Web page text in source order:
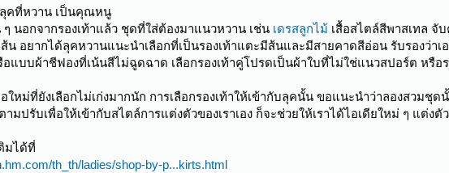
คที่หวาน เป็นคุณหนู
ๆ นอกจากรองเท้าแล้ว ชุดที่ใส่ต้องมาแนวหวาน เช่น เดรสลูกไม้ เสื้อสไตล์สีพาสเทล จั
น อยากได้ลุคหวานแนะนำเลือกที่เป็นรองเท้าแตะมีส้นและมีสายคาดสีอ่อน รับรองว่
แบบผ้าชีฟองที่เน้นสีไม่ฉูดฉาด เลือกรองเท้าคู่โปรดเป็นผ้าใบที่ไม่ใช่แนวสปอร์ต หรือ
ใหม่ที่ยังเลือกไม่เก่งมากนัก การเลือกรองเท้าให้เข้ากับลุคนั้น ขอแนะนำว่าลองสวมชุ
ามปรับเพื่อให้เข้ากับสไตล์การแต่งตัวของเราเอง ก็จะช่วยให้เราได้ไอเดียใหม่ ๆ แต่ง
มได้ที่
th_th/ladies/shop-by-p...kirts.html